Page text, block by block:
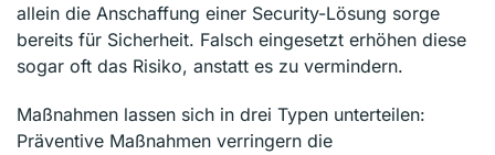
allein die Anschaffung einer Security-Lösung sorge
bereits für Sicherheit. Falsch eingesetzt erhöhen diese
sogar oft das Risiko, anstatt es zu vermindern.
Maßnahmen lassen sich in drei Typen unterteilen:
Präventive Maßnahmen verringern die